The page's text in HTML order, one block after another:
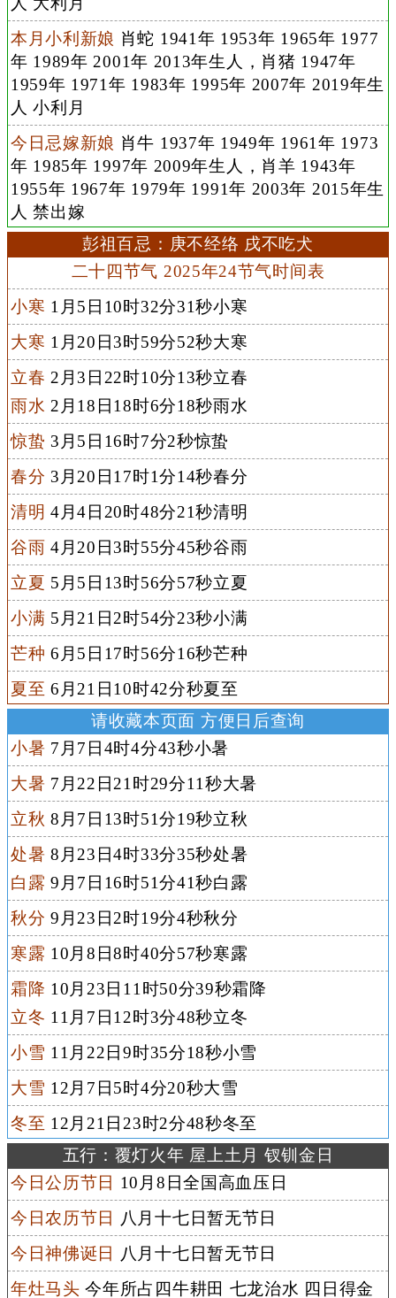
本月小利新娘 肖蛇 1941年 1953年 1965年 1977
年 1989年 2001年 2013年生人，肖猪 1947年
1959年 1971年 1983年 1995年 2007年 2019年生
人 小利月
今日忌嫁新娘 肖牛 1937年 1949年 1961年 1973
年 1985年 1997年 2009年生人，肖羊 1943年
1955年 1967年 1979年 1991年 2003年 2015年生
人 禁出嫁
彭祖百忌：庚不经络 戌不吃犬
二十四节气 2025年24节气时间表
小寒 1月5日10时32分31秒小寒
大寒 1月20日3时59分52秒大寒
立春 2月3日22时10分13秒立春
雨水 2月18日18时6分18秒雨水
惊蛰 3月5日16时7分2秒惊蛰
春分 3月20日17时1分14秒春分
清明 4月4日20时48分21秒清明
谷雨 4月20日3时55分45秒谷雨
立夏 5月5日13时56分57秒立夏
小满 5月21日2时54分23秒小满
芒种 6月5日17时56分16秒芒种
夏至 6月21日10时42分秒夏至
请收藏本页面 方便日后查询
小暑 7月7日4时4分43秒小暑
大暑 7月22日21时29分11秒大暑
立秋 8月7日13时51分19秒立秋
处暑 8月23日4时33分35秒处暑
白露 9月7日16时51分41秒白露
秋分 9月23日2时19分4秒秋分
寒露 10月8日8时40分57秒寒露
霜降 10月23日11时50分39秒霜降
立冬 11月7日12时3分48秒立冬
小雪 11月22日9时35分18秒小雪
大雪 12月7日5时4分20秒大雪
冬至 12月21日23时2分48秒冬至
五行：覆灯火年 屋上土月 钗钏金日
今日公历节日 10月8日全国高血压日
今日农历节日
八月十七日暂无节日
今日神佛诞日
八月十七日暂无节日
年灶马头 今年所占四牛耕田 七龙治水 四日得金